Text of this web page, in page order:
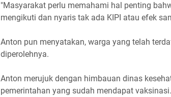
"Masyarakat perlu memahami hal penting
mengikuti dan nyaris tak ada KIPI atau efek
Anton pun menyatakan, warga yang telah
diperolehnya.
Anton merujuk dengan himbauan dinas
pemerintahan yang sudah mendapat vaksinasi.